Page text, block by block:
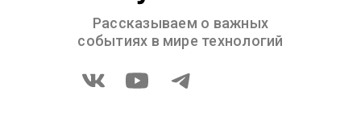
Рассказываем о важных
событиях в мире технологий